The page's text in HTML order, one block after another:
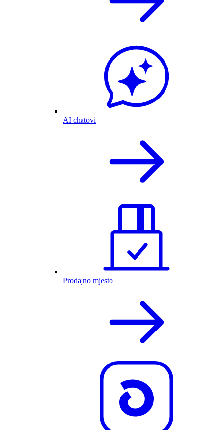
AI chatovi
Prodajno mjesto